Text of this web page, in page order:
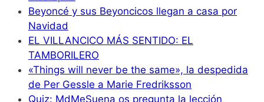
Beyoncé y sus Beyoncicos llegan a casa por
Navidad
EL VILLANCICO MÁS SENTIDO: EL
TAMBORILERO
«Things will never be the same», la despedida
de Per Gessle a Marie Fredriksson
Quiz: MdMeSuena os pregunta la lección